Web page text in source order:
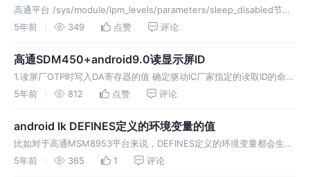
/sys/module/lpm_levels/parameters/sleep_disabled
节点
高通平台 /sys/module/lpm_levels/parameters/sleep_disabled节点
默认值为N，可通过修改init.rc文件来修改，最近遇到一个问题，就是
5年前 349 点赞 评论
高通SDM450+android9.0读显示屏ID
1.读屏厂OTP时写入DA寄存器的值 确定驱动IC厂家指定的读取ID的命令
static char id_cmd[] = {0xDA, 0x00, 0x06, 0xA0}; static struct
5年前 812 点赞 评论
android lk DEFINES定义的环境变量的值
比如对于高通MSM8953平台来说，DEFINES定义的环境变量都会生成
到
5年前 365 1 评论